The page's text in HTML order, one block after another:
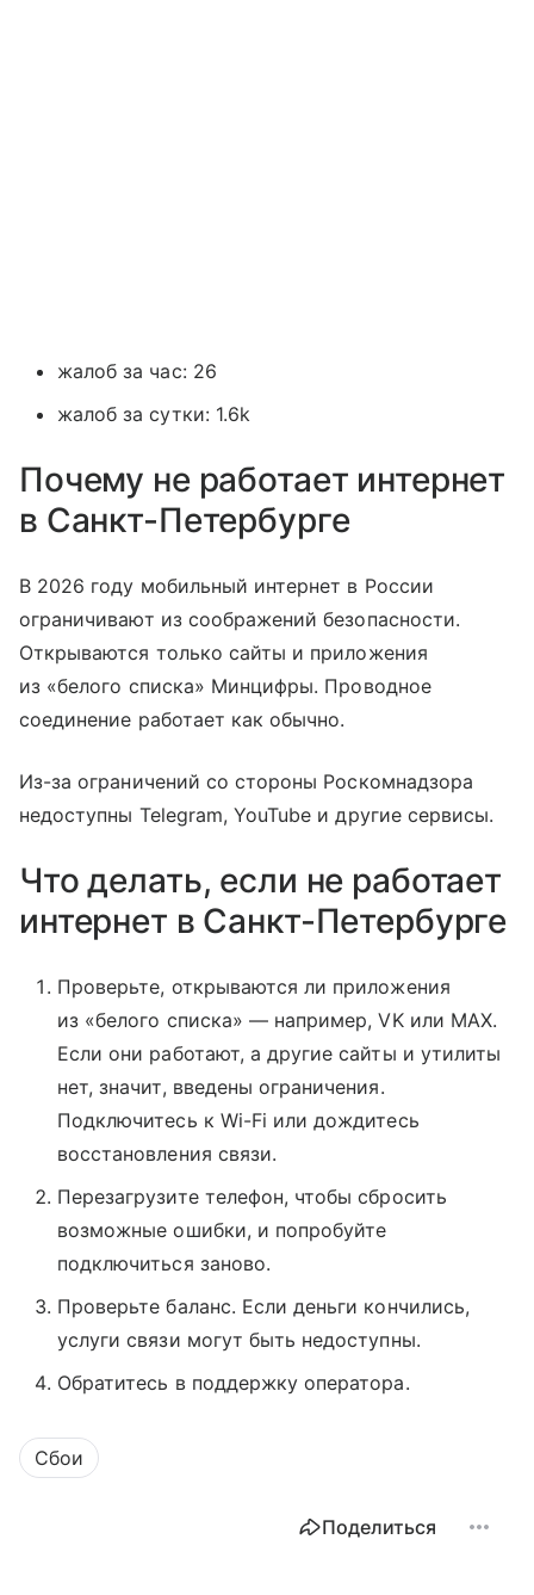
жалоб за час: 26
жалоб за сутки: 1.6k
Почему не работает интернет
в Санкт-Петербурге
В 2026 году мобильный интернет в России
ограничивают из соображений безопасности.
Открываются только сайты и приложения
из «белого списка» Минцифры. Проводное
соединение работает как обычно.
Из-за ограничений со стороны Роскомнадзора
недоступны Telegram, YouTube и другие сервисы.
Что делать, если не работает
интернет в Санкт-Петербурге
Проверьте, открываются ли приложения
из «белого списка» — например, VK или MAX.
Если они работают, а другие сайты и утилиты
нет, значит, введены ограничения.
Подключитесь к Wi-Fi или дождитесь
восстановления связи.
Перезагрузите телефон, чтобы сбросить
возможные ошибки, и попробуйте
подключиться заново.
Проверьте баланс. Если деньги кончились,
услуги связи могут быть недоступны.
Обратитесь в поддержку оператора.
Сбои
Поделиться